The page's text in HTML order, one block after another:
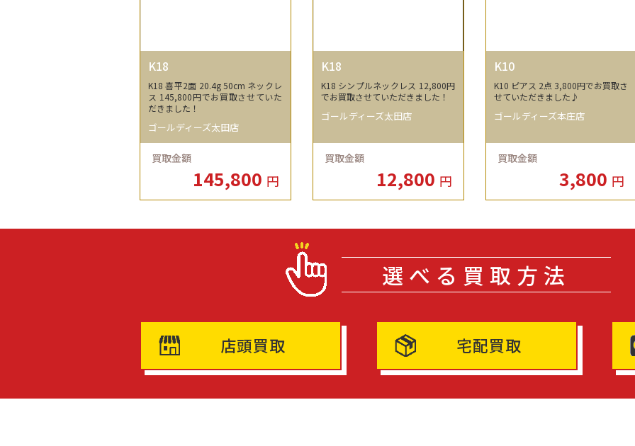
K18
K18 喜平2面 20.4g 50cm ネックレ
ス 145,800円でお買取させていた
だきました！
ゴールディーズ太田店
買取金額
145,800 円
K18
K18 シンプルネックレス 12,800円
でお買取させていただきました！
ゴールディーズ太田店
買取金額
12,800 円
K10
K10 ピアス 2点 3,800円でお買取さ
せていただきました♪
ゴールディーズ本庄店
買取金額
3,800 円
選べる買取方法
店頭買取 宅配買取